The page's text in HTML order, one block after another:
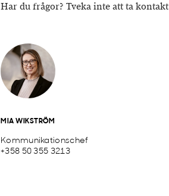
Har du frågor? Tveka inte att ta kontakt
MIA WIKSTRÖM
Kommunikationschef
+358 50 355 3213